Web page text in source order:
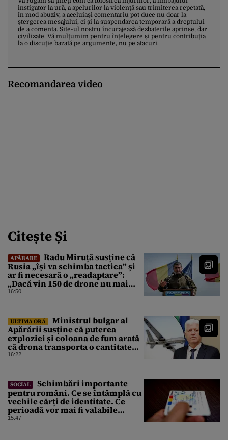
instigator la ură, a apelurilor la violență sau trimiterea repetată,
în mod abuziv, a aceluiași comentariu pot duce nu doar la
ștergerea mesajului, ci și la suspendarea temporară a dreptului
de a comenta. Site-ul nostru încurajează dezbaterile aprinse, dar
civilizate. Vă mulțumim pentru înțelegere și pentru contribuția
la o discuție bazată pe argumente, nu pe atacuri.
Recomandarea video
Citește Și
APĂRARE
Radu Miruță susține că
Rusia „își va schimba tactica” și
ar fi necesară o „readaptare”:
„Dacă vin 150 de drone nu mai
suntem pe timp de pace”
16:50
ULTIMA ORĂ
Ministrul bulgar al
Apărării susține că puterea
exploziei și coloana de fum arată
că drona transporta o cantitate
semnificativă de exploziv
16:22
SOCIAL
Schimbări importante
pentru români. Ce se întâmplă cu
vechile cărți de identitate. Ce
perioadă vor mai fi valabile
buletinele clasice
15:47